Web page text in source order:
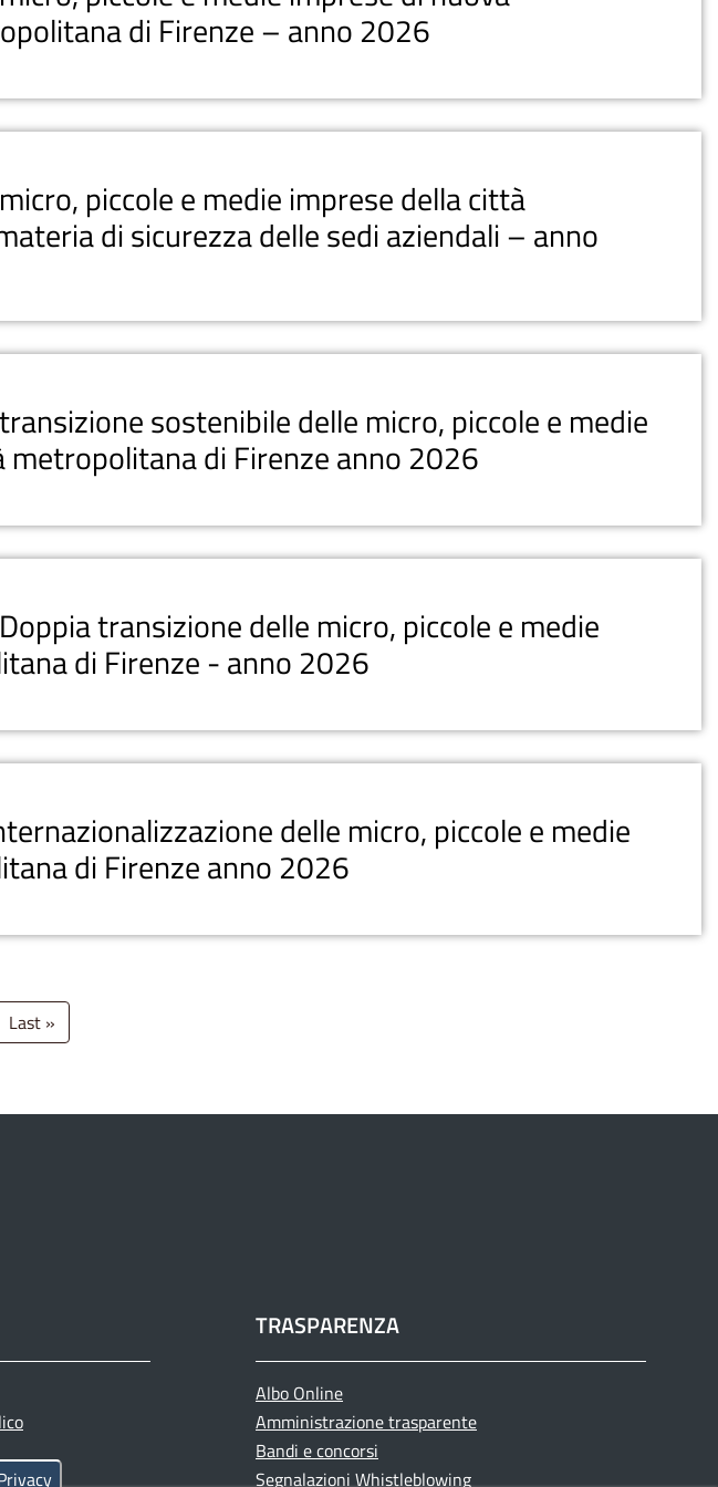
di Firenze – anno 2026
piccole e medie imprese della città
di sicurezza delle sedi aziendali – anno
sostenibile delle micro, piccole e medie
di Firenze anno 2026
transizione delle micro, piccole e medie
di Firenze - anno 2026
delle micro, piccole e medie
di Firenze anno 2026
Last »
pagina
TRASPARENZA
Albo Online
Amministrazione trasparente
Bandi e concorsi
Segnalazioni Whistleblowing